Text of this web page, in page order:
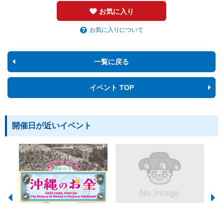
お気に入り
お気に入りについて
一覧に戻る
イベント TOP
開催日が近いイベント